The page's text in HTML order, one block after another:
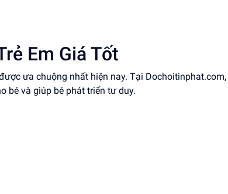
Em Giá Tốt
ưa chuộng nhất hiện nay. Tại
bé và giúp bé phát triển tư duy.